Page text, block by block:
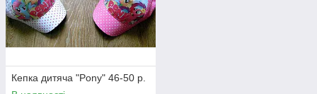
Кепка дитяча "Pony" 46-50 р.